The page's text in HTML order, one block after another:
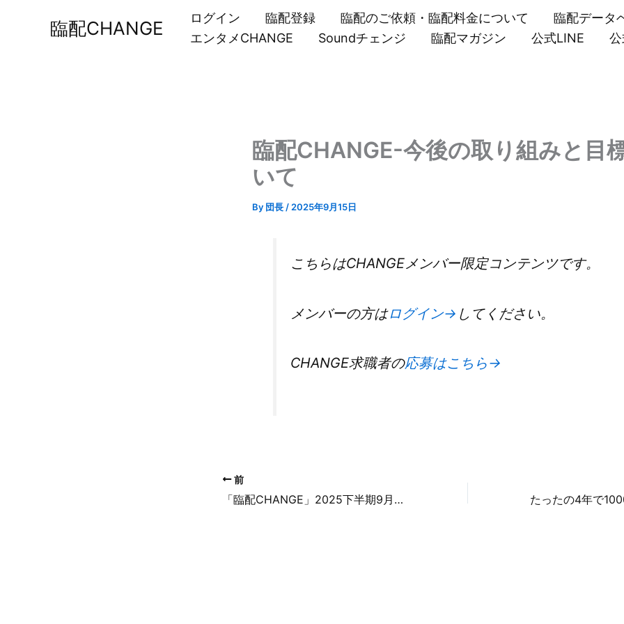
臨配CHANGE ログイン 臨配登録 臨配のご依頼・臨配料金について 臨配データ
エンタメCHANGE
Soundチェンジ 臨配マガジン 公式LINE
臨配CHANGE-今後の取り組みと目
いて
By 団長 / 2025年9月15日
こちらはCHANGEメンバー限定コンテンツです。
メンバーの方はログイン→ してください。
CHANGE求職者の応募はこちら→
前
「臨配CHANGE」2025下半期9月度稼働ランキング（2025年8月末現在）